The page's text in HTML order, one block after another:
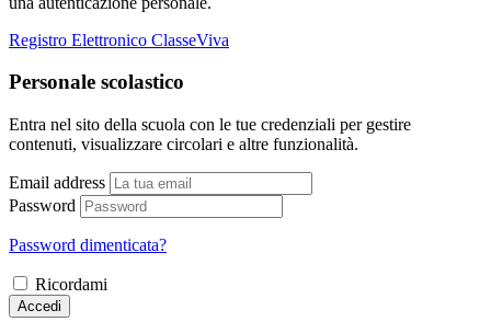
Registro Elettronico ClasseViva
Personale scolastico
Entra nel sito della scuola con le tue credenziali per gestire
contenuti, visualizzare circolari e altre funzionalità.
Email address
Password
Password dimenticata?
Ricordami
Accedi